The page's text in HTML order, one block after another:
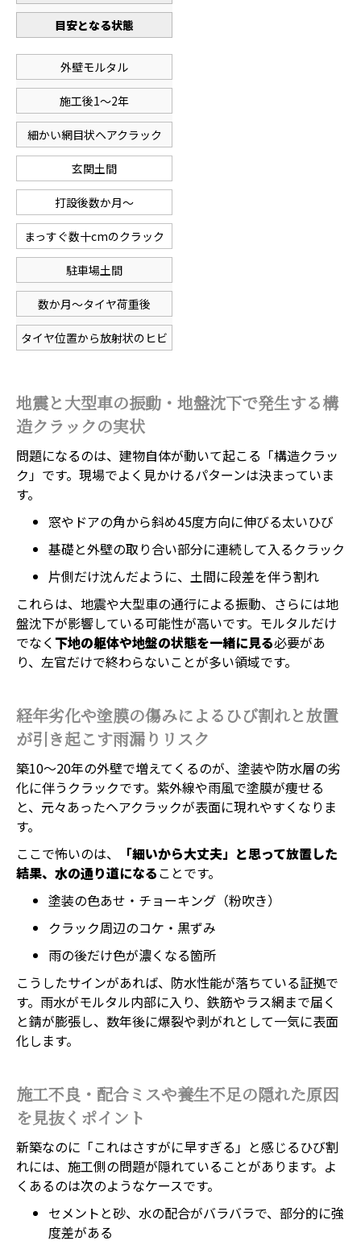
目安となる状態
外壁モルタル
施工後1〜2年
細かい網目状ヘアクラック
玄関土間
打設後数か月〜
まっすぐ数十cmのクラック
駐車場土間
数か月〜タイヤ荷重後
タイヤ位置から放射状のヒビ
地震と大型車の振動・地盤沈下で発生する構
造クラックの実状
問題になるのは、建物自体が動いて起こる「構造クラッ
ク」です。現場でよく見かけるパターンは決まっていま
す。
窓やドアの角から斜め45度方向に伸びる太いひび
基礎と外壁の取り合い部分に連続して入るクラック
片側だけ沈んだように、土間に段差を伴う割れ
これらは、地震や大型車の通行による振動、さらには地
盤沈下が影響している可能性が高いです。モルタルだけ
でなく下地の躯体や地盤の状態を一緒に見る必要があ
り、左官だけで終わらないことが多い領域です。
経年劣化や塗膜の傷みによるひび割れと放置
が引き起こす雨漏りリスク
築10〜20年の外壁で増えてくるのが、塗装や防水層の劣
化に伴うクラックです。紫外線や雨風で塗膜が痩せる
と、元々あったヘアクラックが表面に現れやすくなりま
す。
ここで怖いのは、
「細いから大丈夫」と思って放置した
結果、水の通り道になることです。
塗装の色あせ・チョーキング（粉吹き）
クラック周辺のコケ・黒ずみ
雨の後だけ色が濃くなる箇所
こうしたサインがあれば、防水性能が落ちている証拠で
す。雨水がモルタル内部に入り、鉄筋やラス網まで届く
と錆が膨張し、数年後に爆裂や剥がれとして一気に表面
化します。
施工不良・配合ミスや養生不足の隠れた原因
を見抜くポイント
新築なのに「これはさすがに早すぎる」と感じるひび割
れには、施工側の問題が隠れていることがあります。よ
くあるのは次のようなケースです。
セメントと砂、水の配合がバラバラで、部分的に強
度差がある